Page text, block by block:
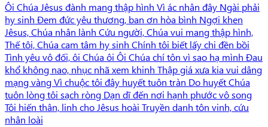
Ôi Chúa Jêsus đành mang thập hình Vì ác nhân đây Ngài phải
hy sinh Đem đức yêu thương, ban ơn hòa bình Ngợi khen
Jêsus, Chúa nhân lành Cứu người, Chúa vui mang thập hình,
Thế tôi, Chúa cam tâm hy sinh Chính tôi biết lấy chi đền bồi
Tình yêu vô đối, ôi Chúa ôi Ôi Chúa chí tôn vì sao hạ mình Đau
khổ không nao, nhục nhã xem khinh Thập giá xưa kia vui dâng
mạng vàng Vì chuộc tôi đây huyết tuôn tràn Do huyết Chúa
tuôn lòng tôi sạch ròng Dạn dĩ đến nơi hạnh phước vô song
Tôi hiến thân, linh cho Jêsus hoài Truyền danh tôn vinh, cứu
nhân loài